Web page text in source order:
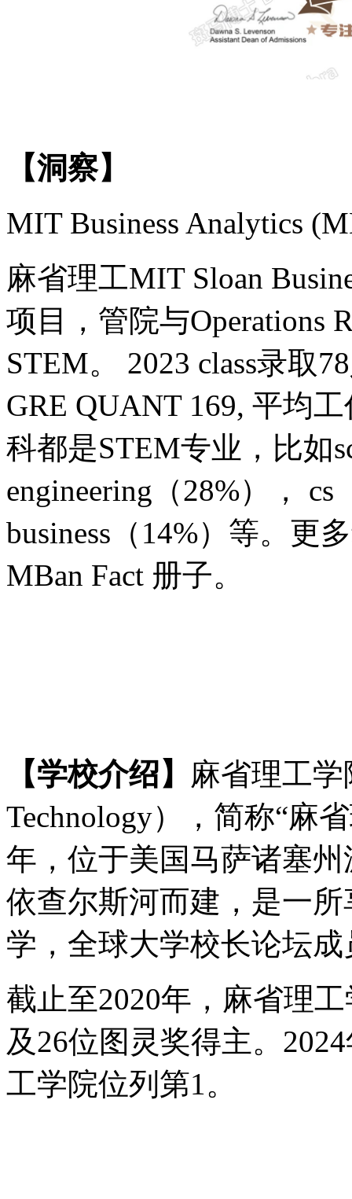
【洞察】
MIT Business Analytics
麻省理工MIT Sloan
项目，管院与Operations
STEM。 2023 class录取
GRE QUANT 169, 平均
科都是STEM专业，比如
engineering（28%），
business（14%）等。更
MBan Fact 册子。
【学校介绍】 麻省理工学
Technology），简称“麻
年，位于美国马萨诸塞
依查尔斯河而建，是一
学，全球大学校长论坛成
截止至2020年，麻省理
及26位图灵奖得主。
工学院位列第1。